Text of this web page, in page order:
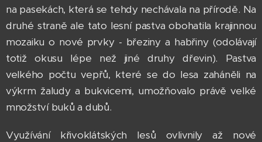
na pasekách, která se tehdy nechávala na přírodě. Na
druhé straně ale tato lesní pastva obohatila krajinnou
mozaiku o nové prvky - březiny a habřiny (odolávají
totiž okusu lépe než jiné druhy dřevin). Pastva
velkého počtu vepřů, které se do lesa zaháněli na
výkrm žaludy a bukvicemi, umožňovalo právě velké
množství buků a dubů.
Využívání křivoklátských lesů ovlivnily až nové